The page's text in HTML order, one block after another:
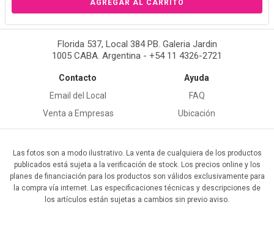
Florida 537, Local 384 PB. Galeria Jardin
1005 CABA. Argentina - +54 11 4326-2721
Contacto
Email del Local
Venta a Empresas
Ayuda
FAQ
Ubicación
Las fotos son a modo ilustrativo. La venta de cualquiera de los productos
publicados está sujeta a la verificación de stock. Los precios online y los
planes de financiación para los productos son válidos exclusivamente para
la compra vía internet. Las especificaciones técnicas y descripciones de
los artículos están sujetas a cambios sin previo aviso.